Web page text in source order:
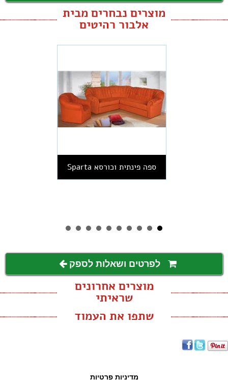
מוצרים נבחרים מבית
אלבור רהיטים
ספה פינתית וכורסא Sparta
לפרטים ושאלות לספק
מוצרים אחרונים
שראיתי
שתפו את העמוד
מדיניות פרטיות